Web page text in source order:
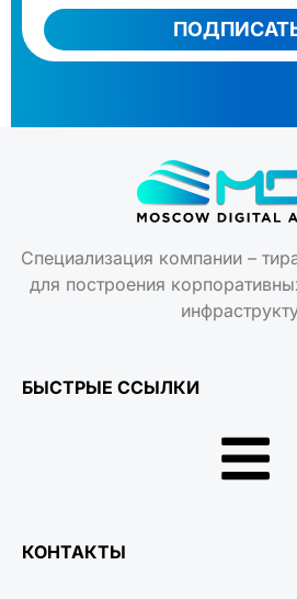
Специализация компании –
для построения
БЫСТРЫЕ ССЫЛКИ
КОНТАКТЫ